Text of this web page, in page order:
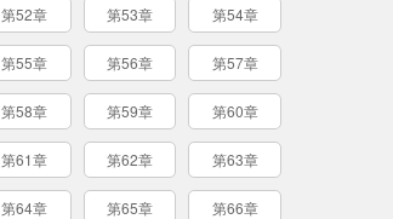
第52章 第53章 第54章
第55章 第56章 第57章
第58章 第59章 第60章
第61章 第62章 第63章
第64章 第65章 第66章